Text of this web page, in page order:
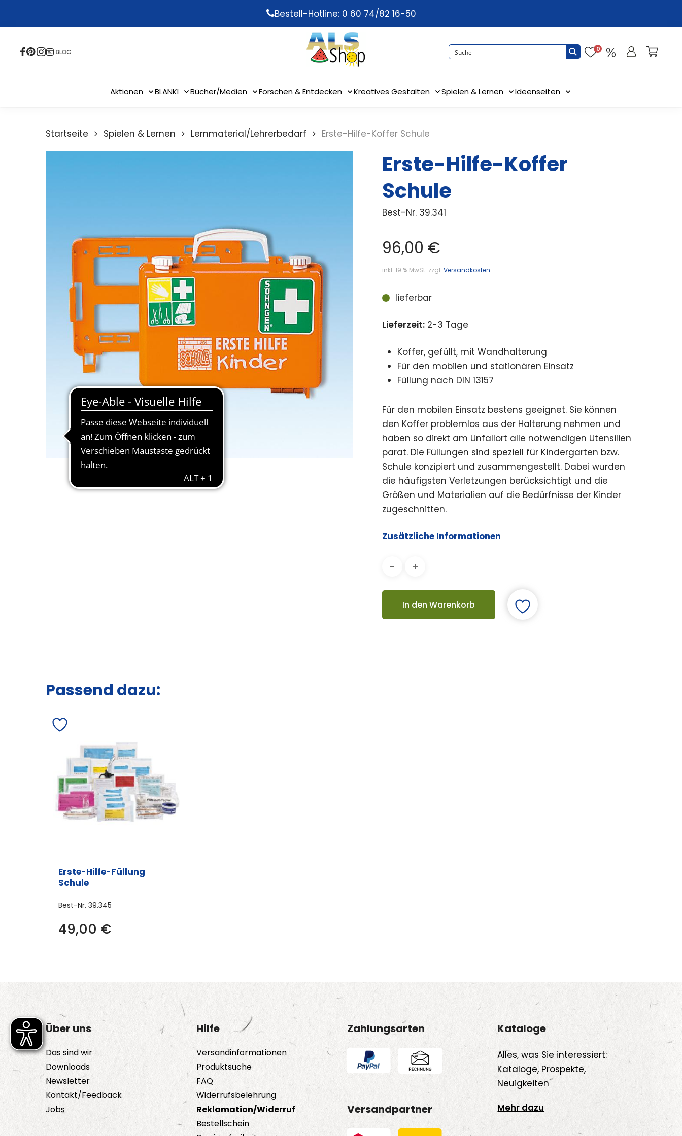
content
Bestell-Hotline: 0 60 74/82 16-50
0
Aktionen BLANKI Bücher/Medien Forschen & Entdecken Kreatives Gestalten Spielen & Lernen Ideenseiten
Startseite Spielen & Lernen Lernmaterial/Lehrerbedarf Erste-Hilfe-Koffer Schule
Erste-Hilfe-Koffer
Schule
Best-Nr. 39.341
96,00 €
inkl. 19 % MwSt. zzgl.Versandkosten
lieferbar
Lieferzeit: 2-3 Tage
Koffer, gefüllt, mit Wandhalterung
Für den mobilen und stationären Einsatz
Füllung nach DIN 13157
Für den mobilen Einsatz bestens geeignet. Sie können
den Koffer problemlos aus der Halterung nehmen und
haben so direkt am Unfallort alle notwendigen Utensilien
parat. Die Füllungen sind speziell für Kindergarten bzw.
Schule konzipiert und zusammengestellt. Dabei wurden
die häufigsten Verletzungen berücksichtigt und die
Größen und Materialien auf die Bedürfnisse der Kinder
zugeschnitten.
Zusätzliche Informationen
In den Warenkorb
Passend dazu:
Erste-Hilfe-Füllung
Schule
Best-Nr. 39.345
49,00 €
Über uns
Das sind wir
Downloads
Newsletter
Kontakt/Feedback
Jobs
Hilfe
Versandinformationen
Produktsuche
FAQ
Widerrufsbelehrung
Reklamation/Widerruf
Bestellschein
Zahlungsarten
Versandpartner
Kataloge
Alles, was Sie interessiert:
Kataloge, Prospekte,
Neuigkeiten
Mehr dazu